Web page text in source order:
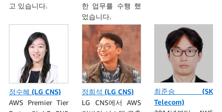
고 있습니다.
한 업무를 수행 했
었습니다.
정수혜 (LG CNS)
AWS Premier Tier
정희석 (LG CNS)
LG CNS에서 AWS
최준승 (SK
Telecom)